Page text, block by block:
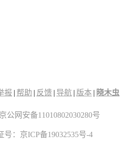
报 | 帮助 | 反馈 | 导航 | 版本 | 晓木虫
公网安备11010802030280号
号：京ICP备19032535号-4